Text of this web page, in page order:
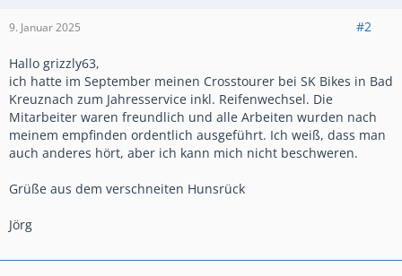
9. Januar 2025 #2
Hallo grizzly63,
ich hatte im September meinen Crosstourer bei SK Bikes in Bad
Kreuznach zum Jahresservice inkl. Reifenwechsel. Die
Mitarbeiter waren freundlich und alle Arbeiten wurden nach
meinem empfinden ordentlich ausgeführt. Ich weiß, dass man
auch anderes hört, aber ich kann mich nicht beschweren.
Grüße aus dem verschneiten Hunsrück
Jörg